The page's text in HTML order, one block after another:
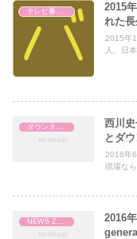
2015
れた
2015年
人、日
西川
とダ
2016年
現場な
2016